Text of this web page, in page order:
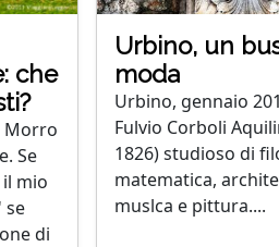
che
Morro
Se
mio
se
di
Urbino, un
moda
Urbino, gennaio
Fulvio Corboli
1826) studioso di
matematica,
muslca e pittura....